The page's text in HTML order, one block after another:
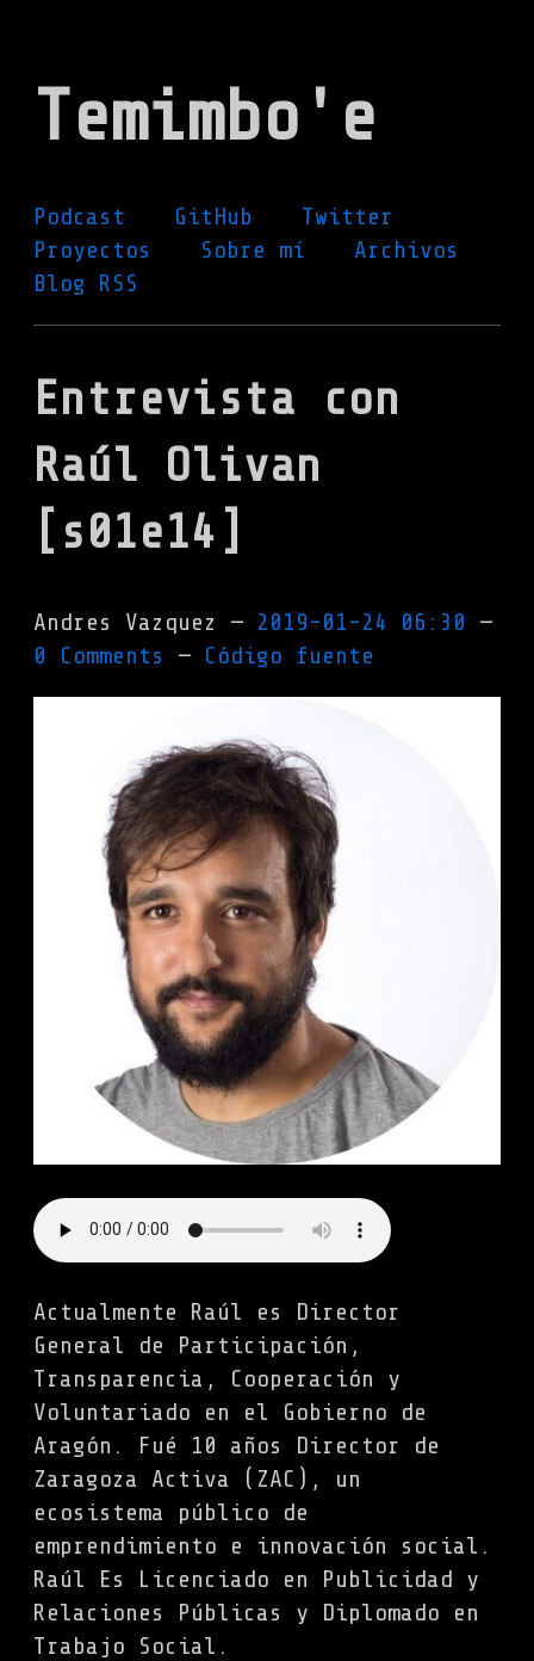
al
contenido
principal
Temimbo'e
Podcast GitHub
Twitter
Proyectos
Sobre mí
Archivos
Blog RSS
Entrevista con
Raúl Olivan
[s01e14]
Andres Vazquez
2019-01-24 06:30
0 Comments
Código fuente
Actualmente Raúl es Director
General de Participación,
Transparencia, Cooperación y
Voluntariado en el Gobierno de
Aragón. Fué 10 años Director de
Zaragoza Activa (ZAC), un
ecosistema público de
emprendimiento e innovación social.
Raúl Es Licenciado en Publicidad y
Relaciones Públicas y Diplomado en
Trabajo Social.